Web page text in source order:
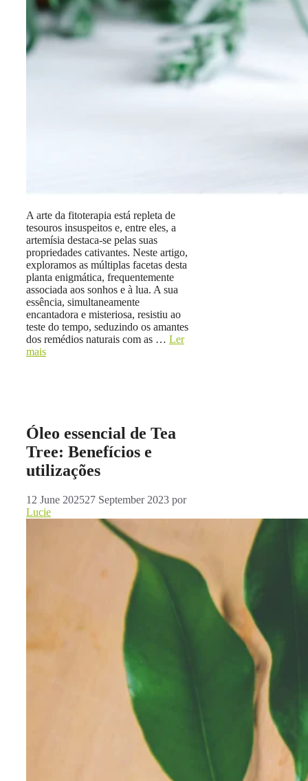
A arte da fitoterapia está repleta de
tesouros insuspeitos e, entre eles, a
artemísia destaca-se pelas suas
propriedades cativantes. Neste artigo,
exploramos as múltiplas facetas desta
planta enigmática, frequentemente
associada aos sonhos e à lua. A sua
essência, simultaneamente
encantadora e misteriosa, resistiu ao
teste do tempo, seduzindo os amantes
dos remédios naturais com as … Ler
mais
Óleo essencial de Tea
Tree: Benefícios e
utilizações
12 June 202527 September 2023 por
Lucie